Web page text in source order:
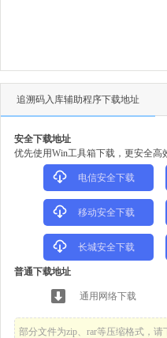
追溯码入库辅助程序下载地址
安全下载地址
优先使用Win工具箱下载，更安全高
电信安全下载
移动安全下载
长城安全下载
普通下载地址
通用网络下载
部分文件为zip、rar等压缩格式，请